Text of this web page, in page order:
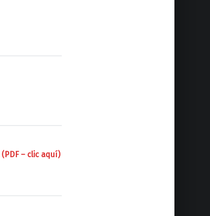
(PDF – clic aquí)